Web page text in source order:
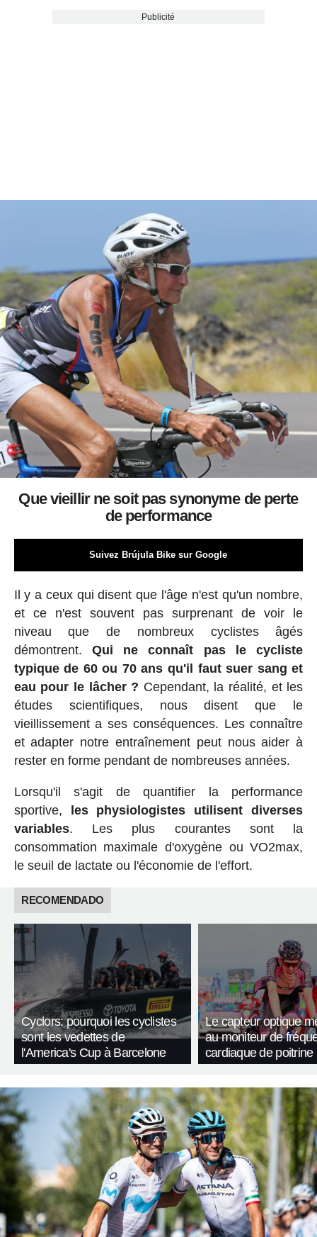
Publicité
Que vieillir ne soit pas synonyme de perte
de performance
Suivez Brújula Bike sur Google
Il y a ceux qui disent que l'âge n'est qu'un nombre,
et ce n'est souvent pas surprenant de voir le
niveau que de nombreux cyclistes âgés
démontrent. Qui ne connaît pas le cycliste
typique de 60 ou 70 ans qu'il faut suer sang et
eau pour le lâcher ? Cependant, la réalité, et les
études scientifiques, nous disent que le
vieillissement a ses conséquences. Les connaître
et adapter notre entraînement peut nous aider à
rester en forme pendant de nombreuses années.
Lorsqu'il s'agit de quantifier la performance
sportive,
les physiologistes utilisent diverses
variables. Les plus courantes sont la
consommation maximale d'oxygène ou VO2max,
le seuil de lactate ou l'économie de l'effort.
RECOMENDADO
Cyclors: pourquoi les cyclistes
sont les vedettes de
l'America's Cup à Barcelone
Le capteur optique
au moniteur de
cardiaque de poitrine